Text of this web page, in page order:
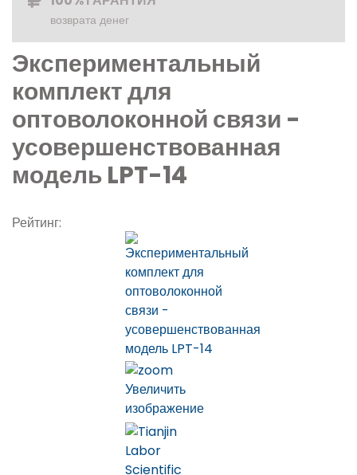
возврата денег
Экспериментальный
комплект для
оптоволоконной связи -
усовершенствованная
модель LPT-14
Рейтинг:
Увеличить
изображение